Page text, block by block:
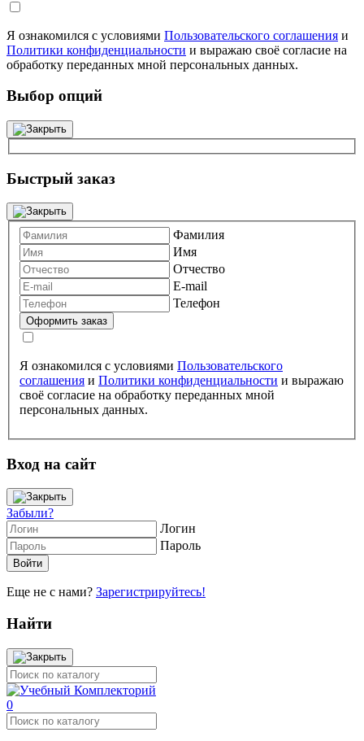
Я ознакомился с условиями Пользовательского соглашения и
Политики конфиденциальности и выражаю своё согласие на
обработку переданных мной персональных данных.
Выбор опций
Быстрый заказ
Фамилия
Имя
Отчество
E-mail
Телефон
Я ознакомился с условиями Пользовательского
соглашения и Политики конфиденциальности и выражаю
своё согласие на обработку переданных мной
персональных данных.
Вход на сайт
Забыли?
Логин
Пароль
Еще не с нами? Зарегистрируйтесь!
Найти
0